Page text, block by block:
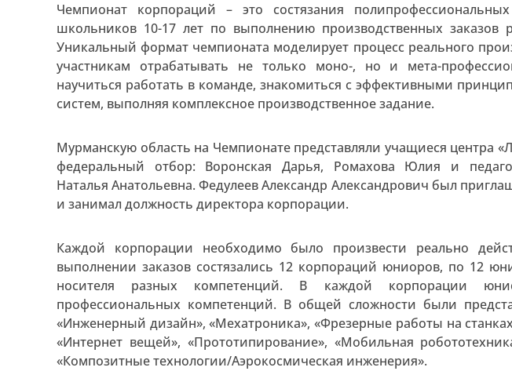
Чемпионат корпораций – это состязания
школьников 10-17 лет по выполнению производственных заказов
Уникальный формат чемпионата моделирует процесс реального
участникам отрабатывать не только моно-, но и мета-
научиться работать в команде, знакомиться с эффективными
систем, выполняя комплексное производственное задание.
Мурманскую область на Чемпионате представляли учащиеся центра
федеральный отбор: Воронская Дарья, Ромахова Юлия и
Наталья Анатольевна. Федулеев Александр Александрович был
и занимал должность директора корпорации.
Каждой корпорации необходимо было произвести реально
выполнении заказов состязались 12 корпораций юниоров, по 12
носителя разных компетенций. В каждой корпорации
профессиональных компетенций. В общей сложности были
«Инженерный дизайн», «Мехатроника», «Фрезерные работы на
«Интернет вещей», «Прототипирование», «Мобильная
«Композитные технологии/Аэрокосмическая инженерия».